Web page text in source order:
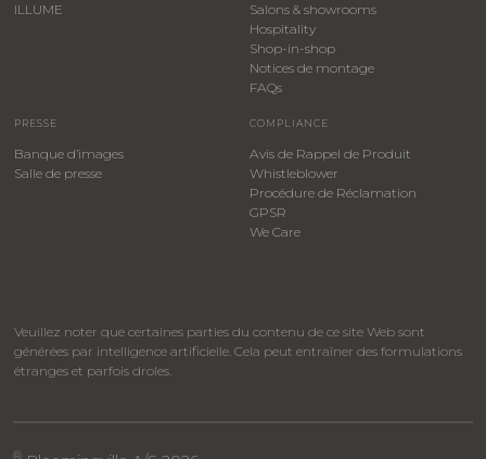
ILLUME
Salons & showrooms
Hospitality
​Shop-in-shop
Notices de montage
FAQs
PRESSE
Banque d’images
Salle de presse
COMPLIANCE
Avis de Rappel de Produit
Whistleblower
​Procédure de Réclamation
GPSR
We Care
Veuillez noter que certaines parties du contenu de ce site Web sont
générées par intelligence artificielle. Cela peut entraîner des formulations
étranges et parfois droles.